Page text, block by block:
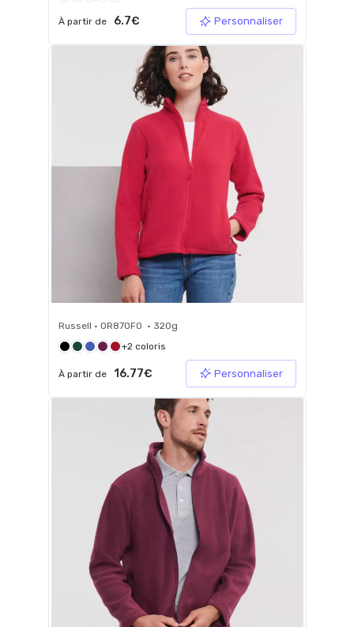
À partir de 6.7€ Personnaliser
Russell • 0R870F0 • 320g
+2 coloris
À partir de 16.77€ Personnaliser